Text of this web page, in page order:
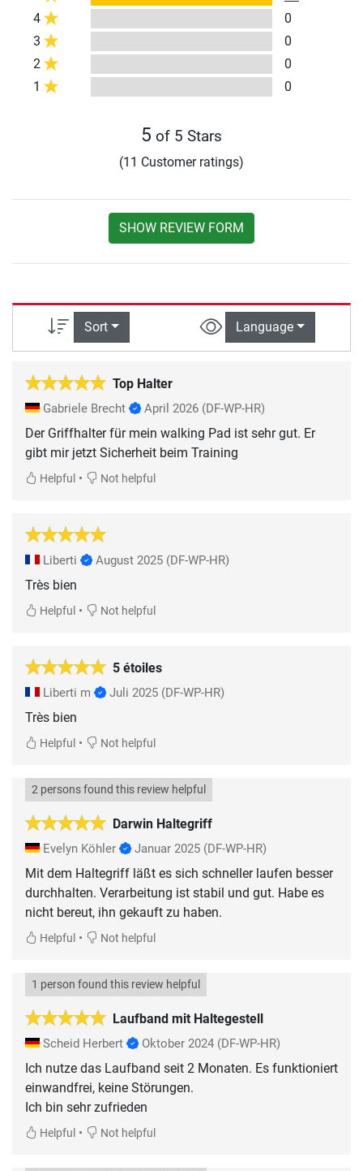
4
0
3
0
2
0
1
0
5 of 5 Stars
(11 Customer ratings)
SHOW REVIEW FORM
Sort Language
Top Halter
Gabriele Brecht April 2026 (DF-WP-HR)
Der Griffhalter für mein walking Pad ist sehr gut. Er
gibt mir jetzt Sicherheit beim Training
Helpful • Not helpful
Liberti August 2025 (DF-WP-HR)
Très bien
Helpful • Not helpful
5 étoiles
Liberti m Juli 2025 (DF-WP-HR)
Très bien
Helpful • Not helpful
Darwin Haltegriff
2 persons found this review helpful
Evelyn Köhler Januar 2025 (DF-WP-HR)
Mit dem Haltegriff läßt es sich schneller laufen besser
durchhalten. Verarbeitung ist stabil und gut. Habe es
nicht bereut, ihn gekauft zu haben.
Helpful • Not helpful
Laufband mit Haltegestell
1 person found this review helpful
Scheid Herbert Oktober 2024 (DF-WP-HR)
Ich nutze das Laufband seit 2 Monaten. Es funktioniert
einwandfrei, keine Störungen.
Ich bin sehr zufrieden
Helpful • Not helpful